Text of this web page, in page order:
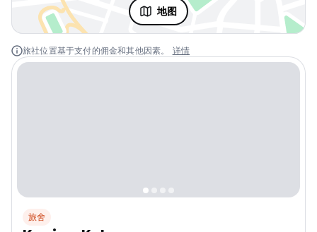
地图
旅社位置基于支付的佣金和其他因素。 详情
旅舍